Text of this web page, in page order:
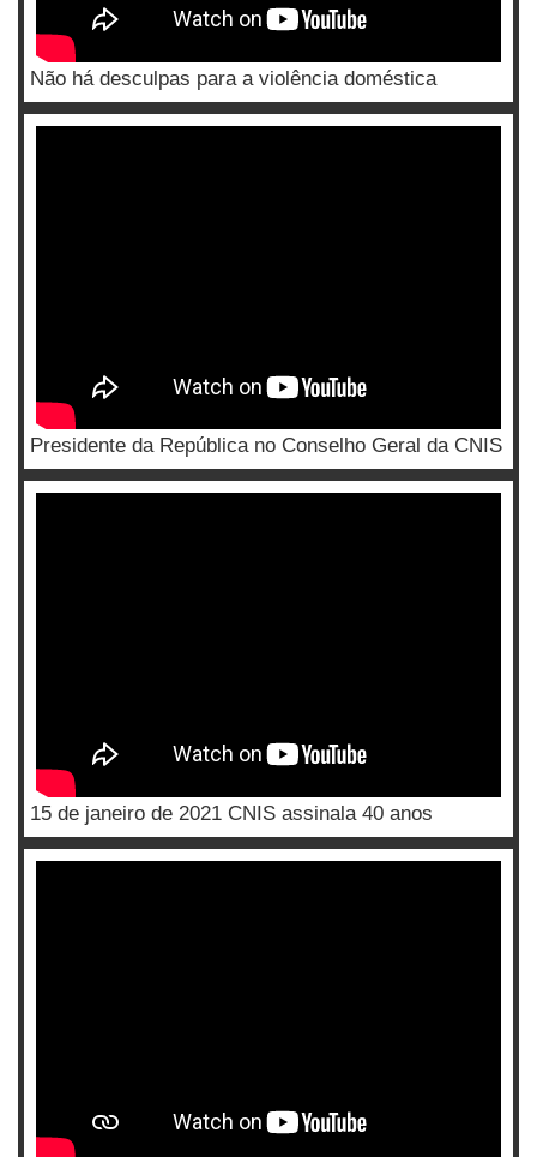
Não há desculpas para a violência doméstica
Presidente da República no Conselho Geral da CNIS
15 de janeiro de 2021 CNIS assinala 40 anos